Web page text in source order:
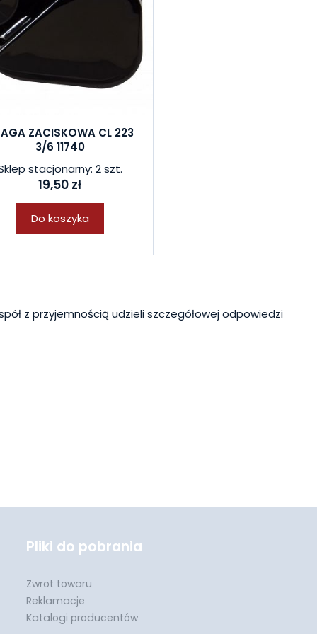
ZACISKOWA CL 223
3/6 11740
stacjonarny: 2 szt.
19,50 zł
Do koszyka
z przyjemnością udzieli szczegółowej odpowiedzi
Pliki do pobrania
Zwrot towaru
Reklamacje
Katalogi producentów